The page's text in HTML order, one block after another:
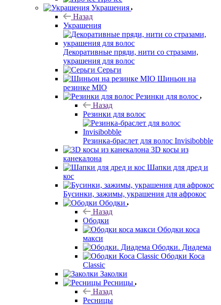
Украшения
Назад
Украшения
Декоративные пряди, нити со стразами,
украшения для волос
Серьги
Шиньон на
резинке MIO
Резинки для волос
Назад
Резинки для волос
Резинка-браслет для волос Invisibobble
3D косы из
канекалона
Шапки для дред и
кос
Бусинки, зажимы, украшения для афрокос
Ободки
Назад
Ободки
Ободки коса
макси
Ободки. Диадема
Ободки Коса
Classic
Заколки
Ресницы
Назад
Ресницы